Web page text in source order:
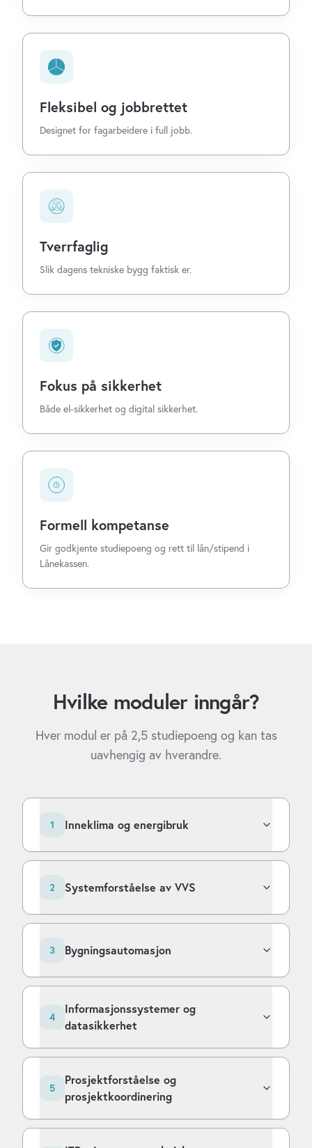
Fleksibel og jobbrettet
Designet for fagarbeidere i full jobb.
Tverrfaglig
Slik dagens tekniske bygg faktisk er.
Fokus på sikkerhet
Både el-sikkerhet og digital sikkerhet.
Formell kompetanse
Gir godkjente studiepoeng og rett til lån/stipend i
Lånekassen.
Hvilke moduler inngår?
Hver modul er på 2,5 studiepoeng og kan tas
uavhengig av hverandre.
1 Inneklima og energibruk
2 Systemforståelse av VVS
3 Bygningsautomasjon
4
Informasjonssystemer og
datasikkerhet
5
Prosjektforståelse og
prosjektkoordinering